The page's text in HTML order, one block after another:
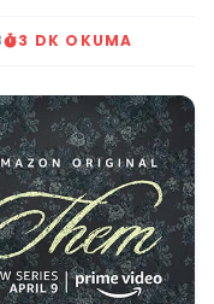
3 DK OKUMA